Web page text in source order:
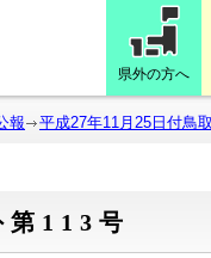
県外の方へ
報 平成27年11月25日付鳥
第113号